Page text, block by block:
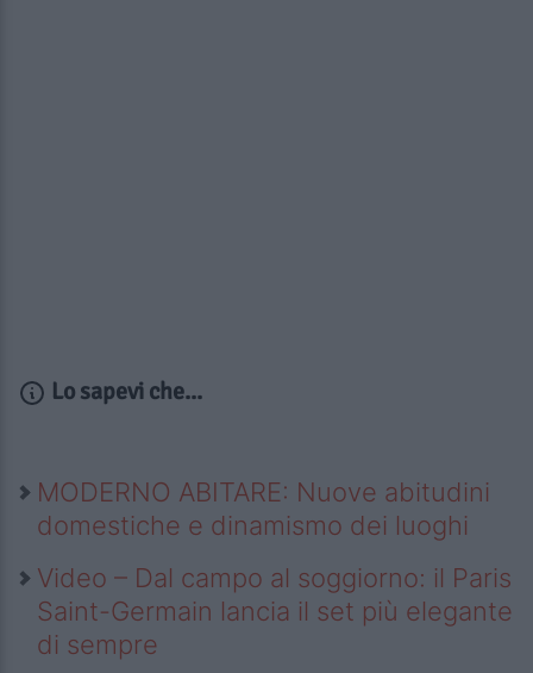
Lo sapevi che...
MODERNO ABITARE: Nuove abitudini
domestiche e dinamismo dei luoghi
Video – Dal campo al soggiorno: il Paris
Saint-Germain lancia il set più elegante
di sempre